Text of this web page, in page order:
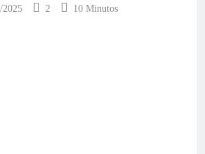
2025 2 10 Minutos